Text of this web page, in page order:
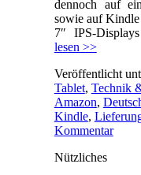
dennoch auf
sowie auf
7″ IPS-
lesen >>
Veröffentlicht
Tablet, Technik
Amazon,
Kindle,
Kommentar
Nützliches